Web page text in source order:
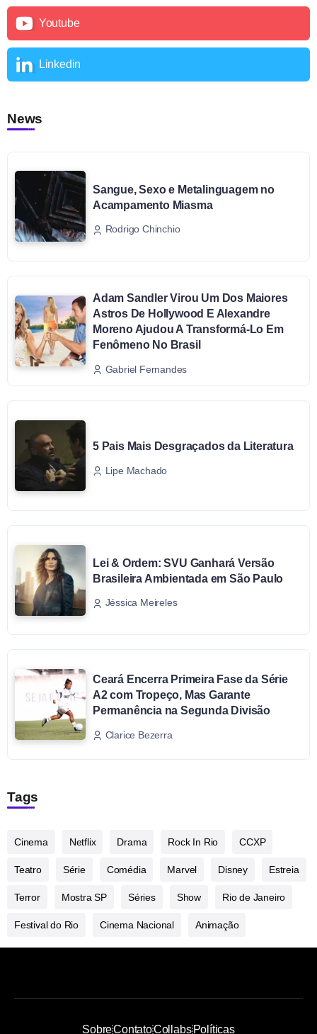
Youtube
Linkedin
News
Sangue, Sexo e Metalinguagem no
Acampamento Miasma
Rodrigo Chinchio
Adam Sandler Virou Um Dos Maiores
Astros De Hollywood E Alexandre
Moreno Ajudou A Transformá-Lo Em
Fenômeno No Brasil
Gabriel Fernandes
5 Pais Mais Desgraçados da Literatura
Lipe Machado
Lei & Ordem: SVU Ganhará Versão
Brasileira Ambientada em São Paulo
Jéssica Meireles
Ceará Encerra Primeira Fase da Série
A2 com Tropeço, Mas Garante
Permanência na Segunda Divisão
Clarice Bezerra
Tags
Cinema Netflix Drama Rock In Rio CCXP
Teatro Série Comédia Marvel Disney Estreia
Terror Mostra SP Séries Show Rio de Janeiro
Festival do Rio Cinema Nacional Animação
SobreContatoCollabsPolíticas